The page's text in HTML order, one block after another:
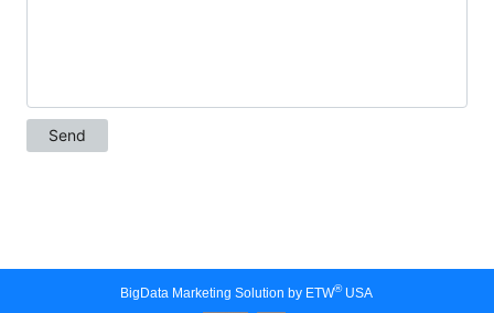
BigData Marketing Solution by ETW®USA